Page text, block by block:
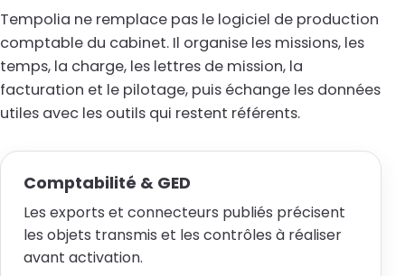
Tempolia ne remplace pas le logiciel de production
comptable du cabinet. Il organise les missions, les
temps, la charge, les lettres de mission, la
facturation et le pilotage, puis échange les données
utiles avec les outils qui restent référents.
Comptabilité & GED
Les exports et connecteurs publiés précisent
les objets transmis et les contrôles à réaliser
avant activation.